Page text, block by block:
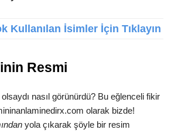
Kullanılan İsimler İçin Tıklayın
Resmi
nasıl görünürdü? Bu eğlenceli fikir
olarak bizde!
yola çıkarak şöyle bir resim